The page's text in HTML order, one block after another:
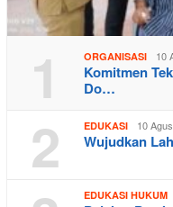
1 ORGANISASI 10
Komitmen
Do…
2 EDUKASI 10
Wujudkan
EDUKASI HUKUM